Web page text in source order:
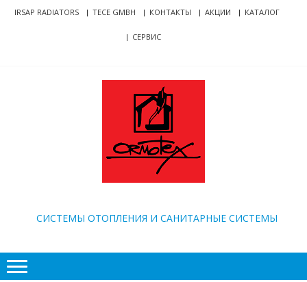
Skip
SkipIRSAP RADIATORS TECE GMBH КОНТАКТЫ АКЦИИ КАТАЛОГ
СЕРВИС
CИСТЕМЫ ОТОПЛЕНИЯ И САНИТАРНЫЕ СИСТЕМЫ